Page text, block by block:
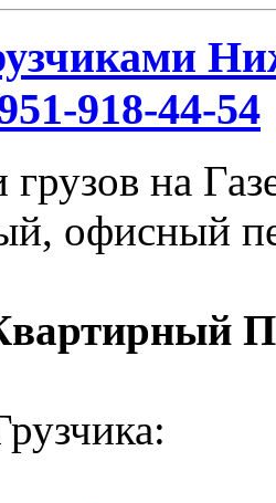
918-44-54
на
офисный